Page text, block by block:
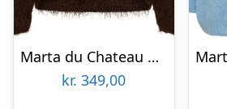
Marta du Chateau dame strik MdcDakota 809 – Moro
kr. 349,00